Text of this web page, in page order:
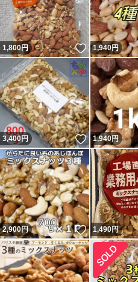
1,800円 いいね！
1,940円
3,400円 いいね！
1,940円
2,900円 いいね！
1,490円